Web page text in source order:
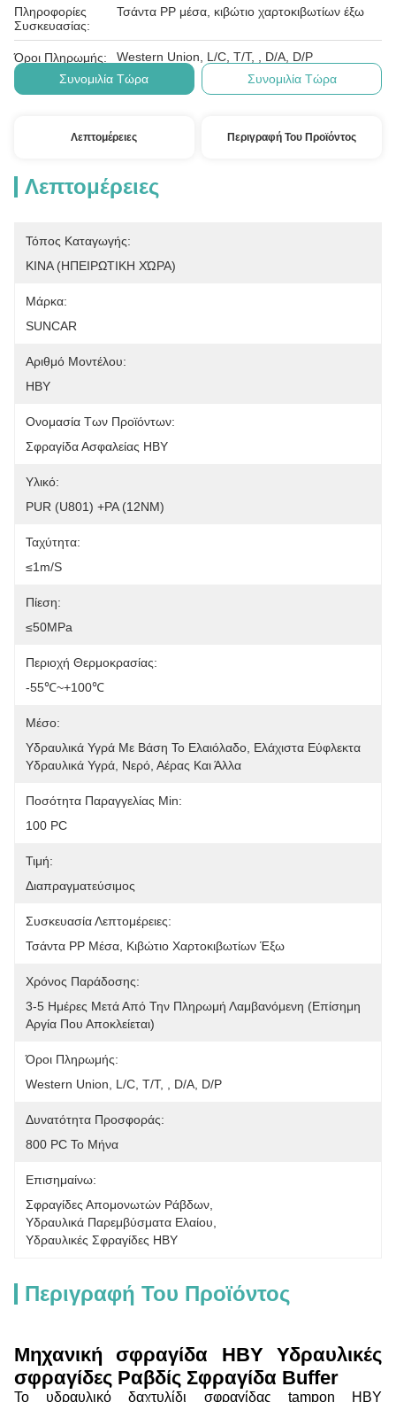
Πληροφορίες
Συσκευασίας:
Τσάντα PP μέσα, κιβώτιο χαρτοκιβωτίων έξω
Όροι Πληρωμής:
Western Union, L/C, T/T, , D/A, D/P
Συνομιλία Τώρα
Συνομιλία Τώρα
Λεπτομέρειες Περιγραφή Του Προϊόντος
Λεπτομέρειες
Τόπος Καταγωγής:
ΚΙΝΑ (ΗΠΕΙΡΩΤΙΚΗ ΧΏΡΑ)
Μάρκα:
SUNCAR
Αριθμό Μοντέλου:
HBY
Ονομασία Των Προϊόντων:
Σφραγίδα Ασφαλείας HBY
Υλικό:
PUR (U801) +PA (12NM)
Ταχύτητα:
≤1m/s
Πίεση:
≤50MPa
Περιοχή Θερμοκρασίας:
-55℃~+100℃
Μέσο:
Υδραυλικά Υγρά Με Βάση Το Ελαιόλαδο, Ελάχιστα Εύφλεκτα
Υδραυλικά Υγρά, Νερό, Αέρας Και Άλλα
Ποσότητα Παραγγελίας Min:
100 PC
Τιμή:
Διαπραγματεύσιμος
Συσκευασία Λεπτομέρειες:
Τσάντα PP Μέσα, Κιβώτιο Χαρτοκιβωτίων Έξω
Χρόνος Παράδοσης:
3-5 Ημέρες Μετά Από Την Πληρωμή Λαμβανόμενη (επίσημη
Αργία Που Αποκλείεται)
Όροι Πληρωμής:
Western Union, L/C, T/T, , D/A, D/P
Δυνατότητα Προσφοράς:
800 PC Το Μήνα
Επισημαίνω:
Σφραγίδες Απομονωτών Ράβδων
Υδραυλικά Παρεμβύσματα Ελαίου
Υδραυλικές Σφραγίδες HBY
Περιγραφή Του Προϊόντος
Μηχανική σφραγίδα HBY Υδραυλικές
σφραγίδες Ραβδίς Σφραγίδα Buffer
Το υδραυλικό δαχτυλίδι σφραγίδας tampon HBY